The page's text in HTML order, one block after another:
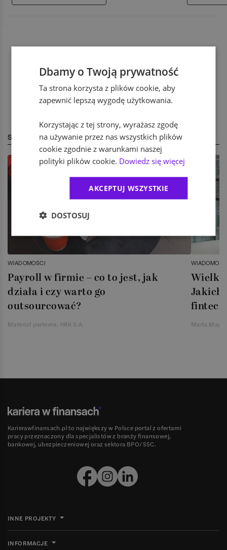
STREFA EKSPERTA
WIADOMOŚCI
Payroll w firmie – co to jest, jak
działa i czy warto go
outsourcować?
Materiał partnera, HRK S.A.
Jakich
Marta
Karierawfinansach.pl to największy w Polsce portal z ofertami
pracy przeznaczony dla specjalistów z branży finansowej,
bankowej, ubezpieczeniowej oraz sektora BPO/SSC.
INNE PROJEKTY
INFORMACJE
Dbamy o Twoją prywatność
Ta strona korzysta z plików cookie, aby
zapewnić lepszą wygodę użytkowania.
Korzystając z tej strony, wyrażasz zgodę
na używanie przez nas wszystkich plików
cookie zgodnie z warunkami naszej
polityki plików cookie. Dowiedz się więcej
AKCEPTUJ WSZYSTKIE
DOSTOSUJ